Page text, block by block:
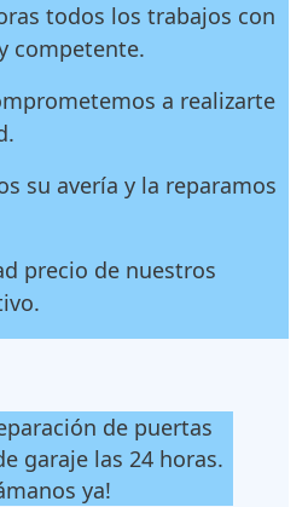
todos los trabajos con
competente.
a realizarte
su avería y la reparamos
precio de nuestros
de puertas
garaje las 24 horas.
ya!